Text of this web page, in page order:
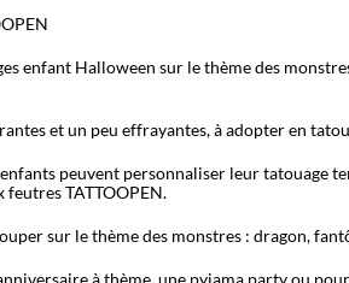
enfant Halloween sur le thème des
et un peu effrayantes, à adopter en
enfants peuvent personnaliser leur tatouage
feutres TATTOOPEN.
sur le thème des monstres : dragon,
à thème, une pyjama party ou